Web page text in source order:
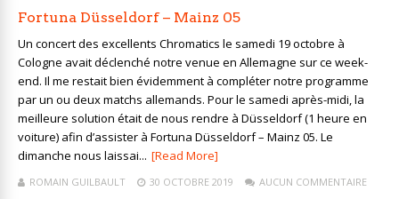
Fortuna Düsseldorf – Mainz 05
Un concert des excellents Chromatics le samedi 19 octobre à
Cologne avait déclenché notre venue en Allemagne sur ce week-
end. Il me restait bien évidemment à compléter notre programme
par un ou deux matchs allemands. Pour le samedi après-midi, la
meilleure solution était de nous rendre à Düsseldorf (1 heure en
voiture) afin d’assister à Fortuna Düsseldorf – Mainz 05. Le
dimanche nous laissai... [Read More]
ROMAIN GUILBAULT 30 OCTOBRE 2019 AUCUN COMMENTAIRE